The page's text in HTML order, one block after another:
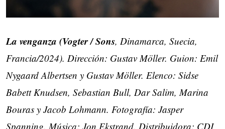
La venganza (Vogter / Sons, Dinamarca, Suecia,
Francia/2024). Dirección: Gustav Möller. Guion: Emil
Nygaard Albertsen y Gustav Möller. Elenco: Sidse
Babett Knudsen, Sebastian Bull, Dar Salim, Marina
Bouras y Jacob Lohmann. Fotografía: Jasper
Spanning. Música: Jon Ekstrand. Distribuidora: CDI